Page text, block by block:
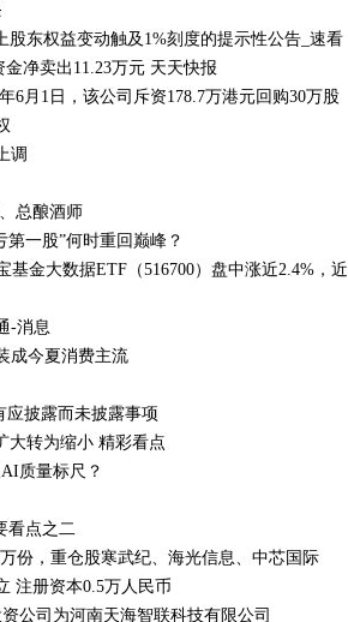
东权益变动触及1%刻度的提示性公告_速看
净卖出11.23万元 天天快报
6月1日，该公司斥资178.7万港元回购30万股
调
总酿酒师
一股”何时重回巅峰？
金大数据ETF（516700）盘中涨近2.4%，
-消息
成今夏消费主流
应披露而未披露事项
大转为缩小 精彩看点
质量标尺？
看点之二
份，重仓股寒武纪、海光信息、中芯国际
注册资本0.5万人民币
公司为河南天海智联科技有限公司